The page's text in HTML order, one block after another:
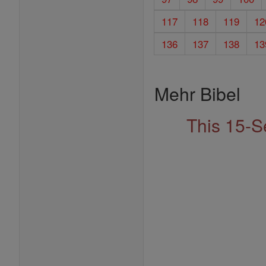
117
118 119
136
137 138
Mehr Bibel
This 15-